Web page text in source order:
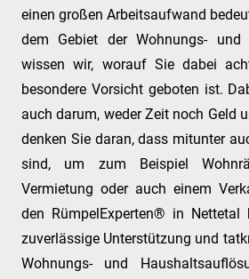
einen großen Arbeitsaufwand
dem Gebiet der Wohnungs- und
wissen wir, worauf Sie dabei
besondere Vorsicht geboten ist.
auch darum, weder Zeit noch Geld
denken Sie daran, dass mitunter
sind, um zum Beispiel
Vermietung oder auch einem
den RümpelExperten® in Nettetal
zuverlässige Unterstützung und
Wohnungs- und